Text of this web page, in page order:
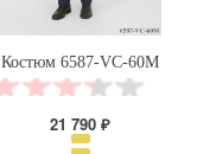
Костюм 6587-VC-60M
21 790 ₽